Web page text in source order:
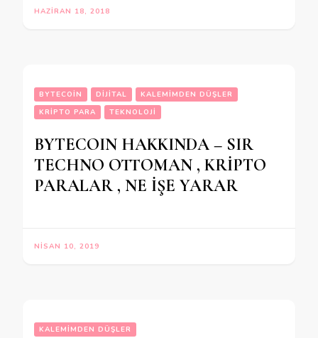
HAZIRAN 18, 2018
BYTECOIN DIJITAL
KALEMIMDEN DÜŞLER
KRIPTO PARA
TEKNOLOJI
BYTECOIN HAKKINDA – SIR
TECHNO OTTOMAN , KRİPTO
PARALAR , NE İŞE YARAR
NISAN 10, 2019
KALEMIMDEN DÜŞLER